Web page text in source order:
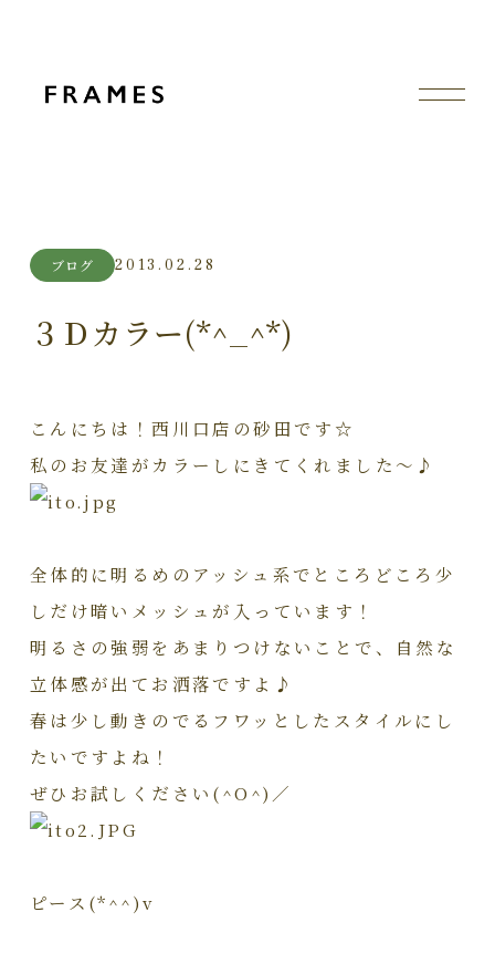
ブログ 2013.02.28
３Ｄカラー(*^_^*)
こんにちは！西川口店の砂田です☆
私のお友達がカラーしにきてくれました～♪
全体的に明るめのアッシュ系でところどころ少
しだけ暗いメッシュが入っています！
明るさの強弱をあまりつけないことで、自然な
立体感が出てお洒落ですよ♪
春は少し動きのでるフワッとしたスタイルにし
たいですよね！
ぜひお試しください(^O^)／
ピース(*^^)v